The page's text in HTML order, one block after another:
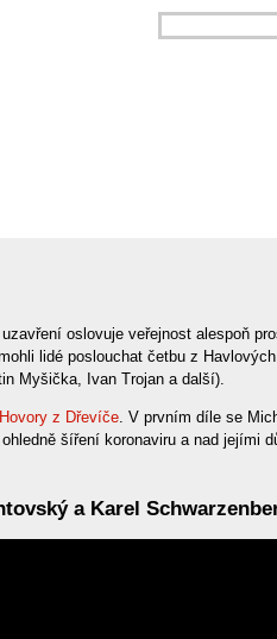
oslovuje veřejnost alespoň
lidé poslouchat četbu z
Myšička, Ivan Trojan a další).
Hovory z Dřevíče. V prvním díle se
šíření koronaviru a nad jejími
a Karel